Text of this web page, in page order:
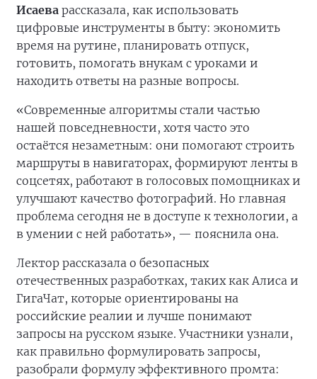
Исаева рассказала, как использовать
цифровые инструменты в быту: экономить
время на рутине, планировать отпуск,
готовить, помогать внукам с уроками и
находить ответы на разные вопросы.
«Современные алгоритмы стали частью
нашей повседневности, хотя часто это
остаётся незаметным: они помогают строить
маршруты в навигаторах, формируют ленты в
соцсетях, работают в голосовых помощниках и
улучшают качество фотографий. Но главная
проблема сегодня не в доступе к технологии, а
в умении с ней работать», — пояснила она.
Лектор рассказала о безопасных
отечественных разработках, таких как Алиса и
ГигаЧат, которые ориентированы на
российские реалии и лучше понимают
запросы на русском языке. Участники узнали,
как правильно формулировать запросы,
разобрали формулу эффективного промта: